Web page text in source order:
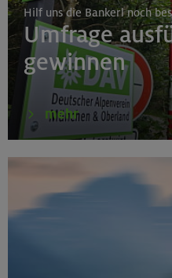
Hilf uns die Bankerl noch
Umfrage
gewinnen
mehr